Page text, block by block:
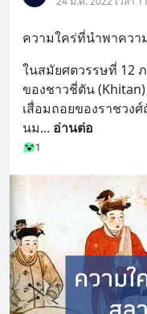
ความใคร่ที่นำพาควา
ในสมัยศตวรรษที่ 12
ของชาวชี่ตัน
เสื่อมถอยของราชวง
นม... อ่านต่อ
1